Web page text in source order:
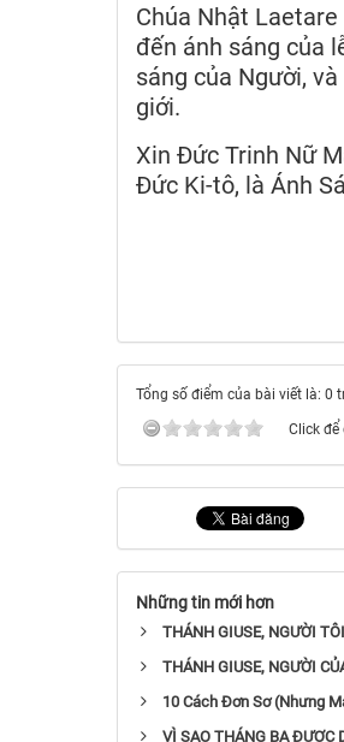
Chúa Nhật
đến ánh sáng của
sáng của Người,
giới.
Xin Ðức Trinh Nữ
Đức Ki-tô, là Ánh
Tổng số điểm của bài viết là: 0
Click
Những tin mới hơn
THÁNH GIUSE, NGƯỜI
THÁNH GIUSE, NGƯỜI
10 Cách Đơn Sơ (Nhưng
VÌ SAO THÁNG BA ĐƯỢC